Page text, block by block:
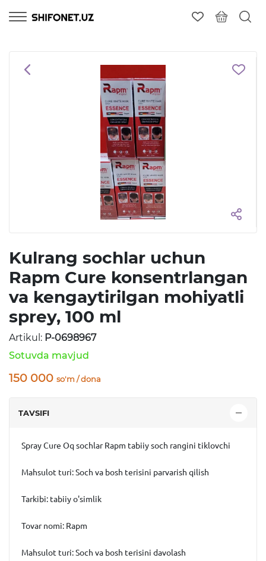
Kulrang sochlar uchun
Rapm Cure konsentrlangan
va kengaytirilgan mohiyatli
sprey, 100 ml
Artikul: P-0698967
Sotuvda mavjud
150 000 so'm / dona
TAVSIFI
Spray Cure Oq sochlarRapm tabiiy soch rangini tiklovchi
Mahsulot turi: Soch va bosh terisini parvarish qilish
Tarkibi: tabiiy o'simlik
Tovar nomi: Rapm
Mahsulot turi: Soch va bosh terisini davolash